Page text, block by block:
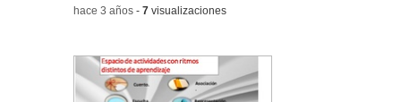
-hace 3 años -7 visualizaciones